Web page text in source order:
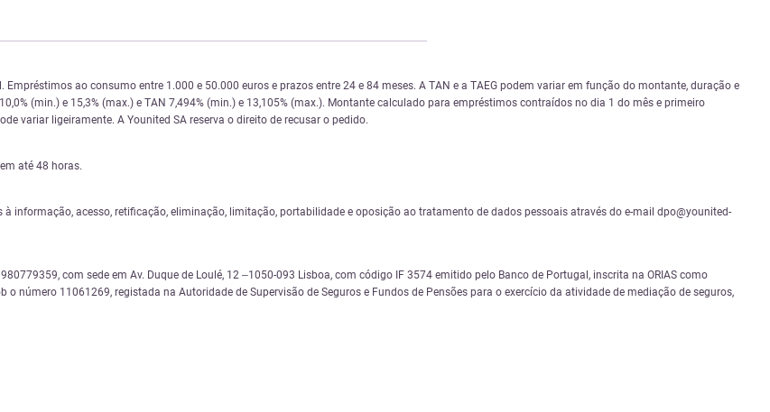
ao consumo entre 1.000 e 50.000 euros e prazos entre 24 e 84 meses. A TAN e a TAEG podem variar em função do montante, duração e
(min.) e 15,3% (max.) e TAN 7,494% (min.) e 13,105% (max.). Montante calculado para empréstimos contraídos no dia 1 do mês e primeiro
variar ligeiramente. A Younited SA reserva o direito de recusar o pedido.
até 48 horas.
informação, acesso, retificação, eliminação, limitação, portabilidade e oposição ao tratamento de dados pessoais através do e-mail dpo@younited-
com sede em Av. Duque de Loulé, 12 –1050-093 Lisboa, com código IF 3574 emitido pelo Banco de Portugal, inscrita na ORIAS como
número 11061269, registada na Autoridade de Supervisão de Seguros e Fundos de Pensões para o exercício da atividade de mediação de seguros,